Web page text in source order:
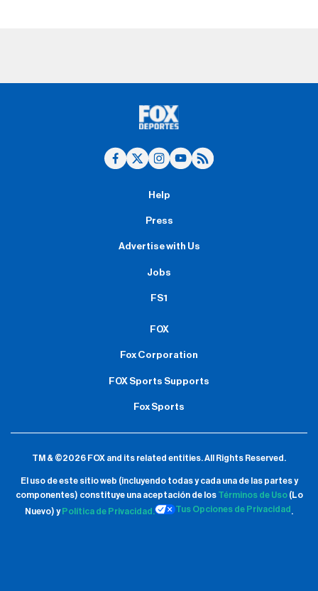
Help
Press
Advertise with Us
Jobs
FS1
FOX
Fox Corporation
FOX Sports Supports
Fox Sports
TM & ©2026 FOX and its related entities.All Rights Reserved.
El uso de este sitio web (incluyendo todas y cada una de las partes y
componentes) constituye una aceptación de los Términos de Uso(Lo
Nuevo) y Política de Privacidad. Tus Opciones de Privacidad .